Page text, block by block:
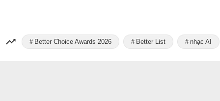
Better Choice Awards 2026 Better List nhạc AI